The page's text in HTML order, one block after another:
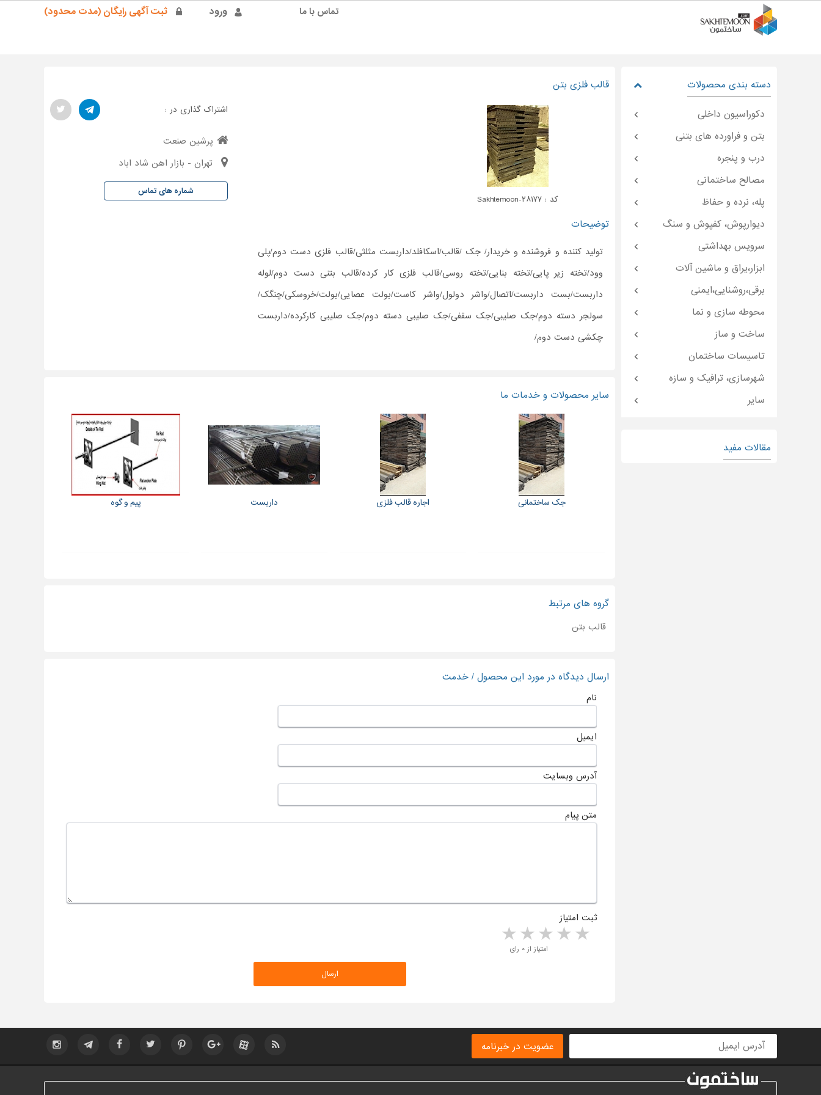
ورود ثبت آگهی رایگان (مدت محدود) تماس با ما
قالب فلزی بتن
کد : Sakhtemoon-۲۸۱۷۷
توضیحات
تولید کننده و فروشنده و خریدار/ جک /قالب/اسکافلد/داربست مثلثی/قالب فلزی دست دوم/پلی
وود/تخته زیر پایی/تخته بنایی/تخته روسی/قالب فلزی کار کرده/قالب بتنی دست دوم/لوله
داربست/بست داربست/اتصال/واشر دولول/واشر کاست/بولت عصایی/بولت/خروسکی/چنگک/
سولجر دسته دوم/جک صلیبی/جک سقفی/جک صلیبی دسته دوم/جک صلیبی کارکرده/داربست
چکشی دست دوم/
اشتراک گذاری در :
پرشین صنعت
تهران - بازار اهن شاد اباد
شماره های تماس
سایر محصولات و خدمات ما
جک ساختمانی اجاره قالب فلزی داربست پیم و گوه
گروه های مرتبط
قالب بتن
ارسال دیدگاه در مورد این محصول / خدمت
نام
ایمیل
آدرس وبسایت
متن پیام
ثبت امتیاز
4 stars 3 stars 2 stars 1 star امتیاز از ۰ رای
دسته بندی محصولات
دکوراسیون داخلی
بتن و فراورده های بتنی
درب و پنجره
مصالح ساختمانی
پله، نرده و حفاظ
دیوارپوش، کفپوش و سنگ
سرویس بهداشتی
ابزار،یراق و ماشین آلات
برقی،روشنایی،ایمنی
محوطه سازی و نما
ساخت و ساز
تاسیسات ساختمان
شهرسازی، ترافیک و سازه
سایر
مقالات مفید
عضویت در خبرنامه